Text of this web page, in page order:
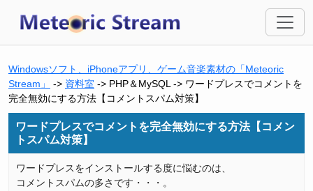
Windowsソフト、iPhoneアプリ、ゲーム音楽素材の「Meteoric
Stream」
-> 資料室 -> PHP＆MySQL -> ワードプレスでコメントを
完全無効にする方法【コメントスパム対策】
ワードプレスでコメントを完全無効にする方法【コメン
トスパム対策】
ワードプレスをインストールする度に悩むのは、
コメントスパムの多さです・・・。